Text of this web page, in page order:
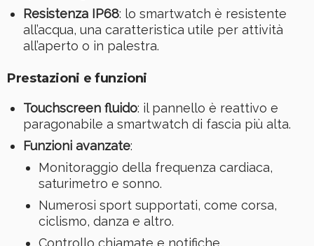
Resistenza IP68: lo smartwatch è resistente
all’acqua, una caratteristica utile per attività
all’aperto o in palestra.
Prestazioni e funzioni
Touchscreen fluido: il pannello è reattivo e
paragonabile a smartwatch di fascia più alta.
Funzioni avanzate:
Monitoraggio della frequenza cardiaca,
saturimetro e sonno.
Numerosi sport supportati, come corsa,
ciclismo, danza e altro.
Controllo chiamate e notifiche.